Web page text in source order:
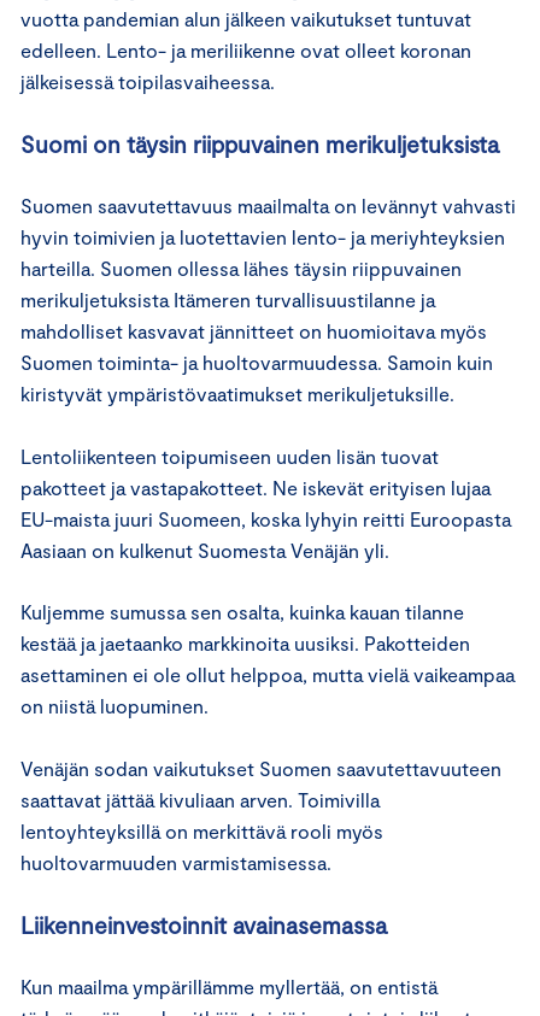
vuotta pandemian alun jälkeen vaikutukset tuntuvat
edelleen. Lento- ja meriliikenne ovat olleet koronan
jälkeisessä toipilasvaiheessa.
Suomi on täysin riippuvainen merikuljetuksista
Suomen saavutettavuus maailmalta on levännyt vahvasti
hyvin toimivien ja luotettavien lento- ja meriyhteyksien
harteilla. Suomen ollessa lähes täysin riippuvainen
merikuljetuksista Itämeren turvallisuustilanne ja
mahdolliset kasvavat jännitteet on huomioitava myös
Suomen toiminta- ja huoltovarmuudessa. Samoin kuin
kiristyvät ympäristövaatimukset merikuljetuksille.
Lentoliikenteen toipumiseen uuden lisän tuovat
pakotteet ja vastapakotteet. Ne iskevät erityisen lujaa
EU-maista juuri Suomeen, koska lyhyin reitti Euroopasta
Aasiaan on kulkenut Suomesta Venäjän yli.
Kuljemme sumussa sen osalta, kuinka kauan tilanne
kestää ja jaetaanko markkinoita uusiksi. Pakotteiden
asettaminen ei ole ollut helppoa, mutta vielä vaikeampaa
on niistä luopuminen.
Venäjän sodan vaikutukset Suomen saavutettavuuteen
saattavat jättää kivuliaan arven. Toimivilla
lentoyhteyksillä on merkittävä rooli myös
huoltovarmuuden varmistamisessa.
Liikenneinvestoinnit avainasemassa
Kun maailma ympärillämme myllertää, on entistä